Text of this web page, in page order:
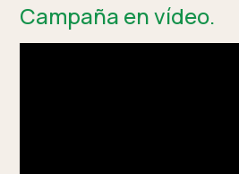
Campaña en vídeo.